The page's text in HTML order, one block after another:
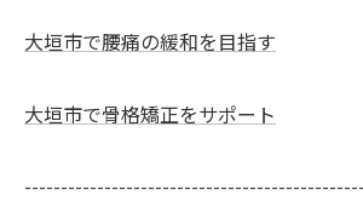
大垣市で腰痛の緩和を目指す
大垣市で骨格矯正をサポート